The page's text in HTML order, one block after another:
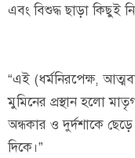
এবং বিশুদ্ধ ছাড়া কিছুই
“এই (ধর্মনিরপেক্ষ,
মুমিনের প্রস্থান হলো
অন্ধকার ও দুর্দশাকে
দিকে।”